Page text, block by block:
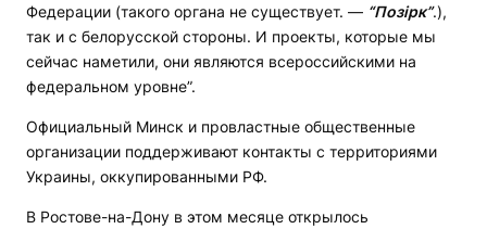
Федерации (такого органа не существует. — “Позірк”.),
так и с белорусской стороны. И проекты, которые мы
сейчас наметили, они являются всероссийскими на
федеральном уровне”.
Официальный Минск и провластные общественные
организации поддерживают контакты с территориями
Украины, оккупированными РФ.
В Ростове-на-Дону в этом месяце открылось